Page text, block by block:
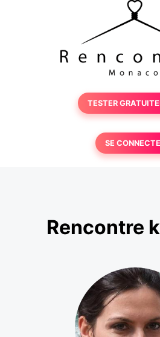
TESTER
SE
Rencontre